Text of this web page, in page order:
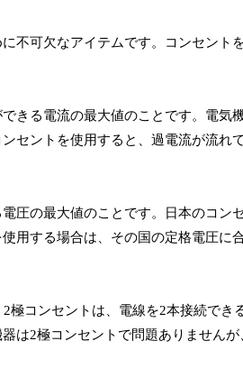
不可欠なアイテムです。コンセント
きる電流の最大値のことです。電
セントを使用すると、過電流が流れ
圧の最大値のことです。日本のコン
用する場合は、その国の定格電圧に
極コンセントは、電線を2本接続で
は2極コンセントで問題ありません